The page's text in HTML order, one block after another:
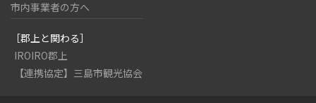
市内事業者の方へ
［郡上と関わる］
IROIRO郡上
【連携協定】三島市観光協会